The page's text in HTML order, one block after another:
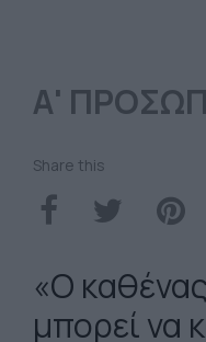
Α'
Share this
«Ο
μπορεί να